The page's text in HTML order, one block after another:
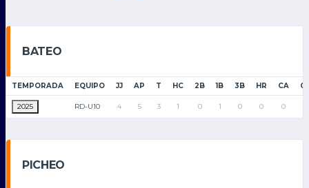
BATEO
TEMPORADA EQUIPO JJ AP T HC 2B 1B 3B HR CA
2025 RD-U10 4 5 3 1 0 1 0 0 0
PICHEO